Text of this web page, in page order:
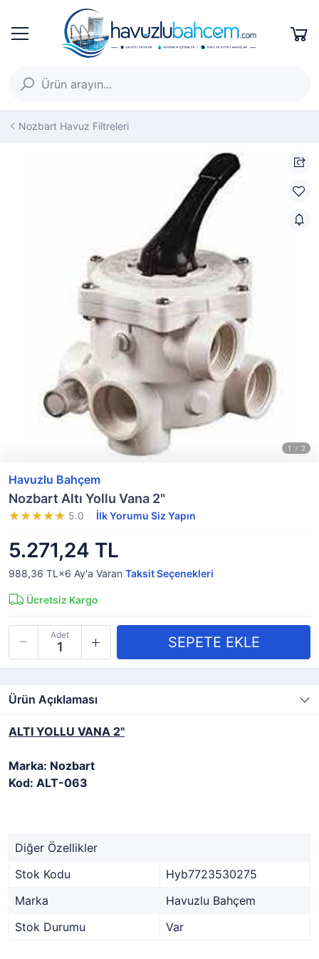
Nozbart Havuz Filtreleri
Havuzlu Bahçem
Nozbart Altı Yollu Vana 2"
5.0 İlk Yorumu Siz Yapın
5.271,24 TL
988,36 TL×6 Ay'a Varan Taksit Seçenekleri
Ücretsiz Kargo
Adet
Ürün Açıklaması
ALTI YOLLU VANA 2"
Marka: Nozbart
Kod: ALT-063
Diğer Özellikler
Stok Kodu
Hyb7723530275
Marka
Havuzlu Bahçem
Stok Durumu
Var